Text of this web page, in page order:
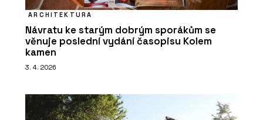
ARCHITEKTURA
Návratu ke starým dobrým sporákům se
věnuje poslední vydání časopisu Kolem
kamen
3. 4. 2026